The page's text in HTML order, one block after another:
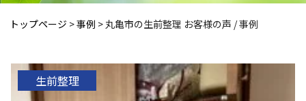
トップページ >事例 > 丸亀市の生前整理 お客様の声 / 事例
生前整理